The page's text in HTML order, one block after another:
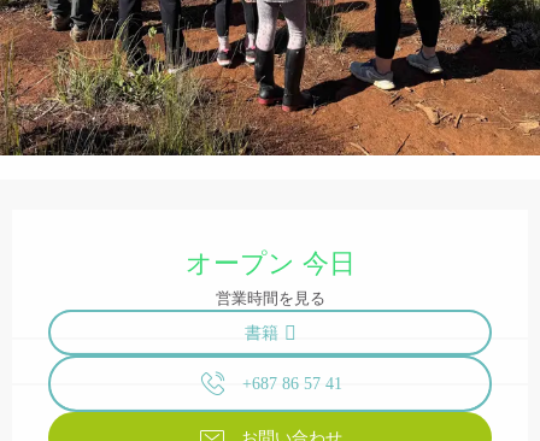
オープン 今日
営業時間を見る
書籍
+687 86 57 41